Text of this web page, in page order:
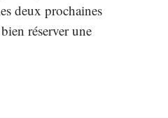
deux prochaines
réserver une